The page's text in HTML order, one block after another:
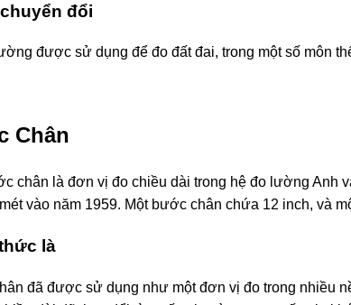
đổi
được sử dụng để đo đất đai, trong một số môn
Chân
chân là đơn vị đo chiều dài trong hệ đo lường Anh
vào năm 1959. Một bước chân chứa 12 inch, và
là
đã được sử dụng như một đơn vị đo trong nhiều